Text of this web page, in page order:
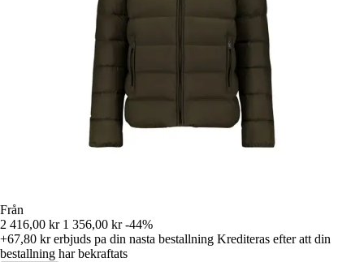
Från
2 416,00 kr 1 356,00 kr -44%
+67,80 krerbjuds pa din nasta bestallning Krediteras efter att din
bestallning har bekraftats